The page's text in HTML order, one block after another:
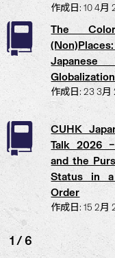
作成日: 10 4月
The
Globalization
作成日: 23 3月
CUHK
Talk 2026
and the
Status in a
Order
作成日: 15 2月
1 / 6